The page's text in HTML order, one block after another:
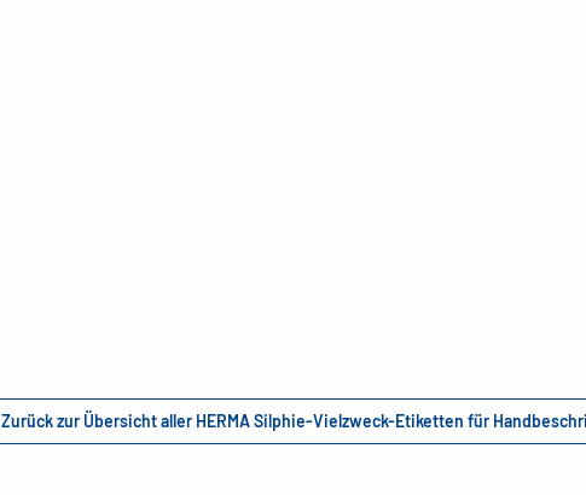
Zurück zur Übersicht aller HERMA Silphie-Vielzweck-Etiketten für